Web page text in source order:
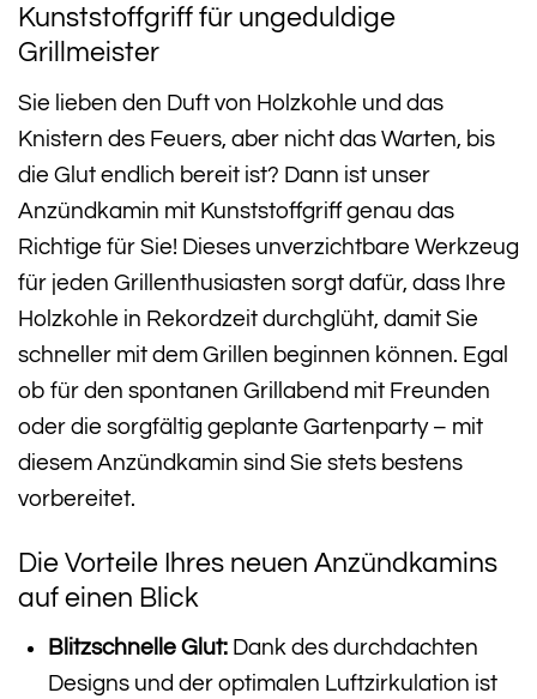
Kunststoffgriff für ungeduldige
Grillmeister
Sie lieben den Duft von Holzkohle und das
Knistern des Feuers, aber nicht das Warten, bis
die Glut endlich bereit ist? Dann ist unser
Anzündkamin mit Kunststoffgriff genau das
Richtige für Sie! Dieses unverzichtbare Werkzeug
für jeden Grillenthusiasten sorgt dafür, dass Ihre
Holzkohle in Rekordzeit durchglüht, damit Sie
schneller mit dem Grillen beginnen können. Egal
ob für den spontanen Grillabend mit Freunden
oder die sorgfältig geplante Gartenparty – mit
diesem Anzündkamin sind Sie stets bestens
vorbereitet.
Die Vorteile Ihres neuen Anzündkamins
auf einen Blick
Blitzschnelle Glut:Dank des durchdachten
Designs und der optimalen Luftzirkulation ist